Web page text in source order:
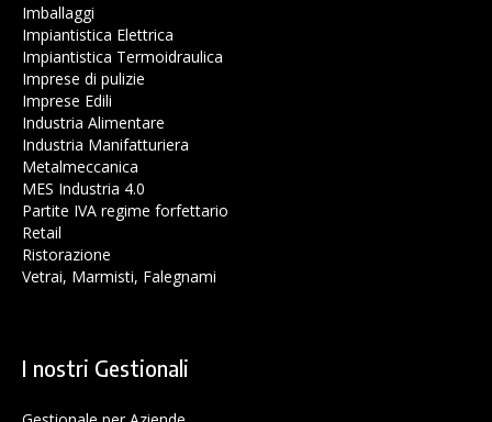
Imballaggi
Impiantistica Elettrica
Impiantistica Termoidraulica
Imprese di pulizie
Imprese Edili
Industria Alimentare
Industria Manifatturiera
Metalmeccanica
MES Industria 4.0
Partite IVA regime forfettario
Retail
Ristorazione
Vetrai, Marmisti, Falegnami
I nostri Gestionali